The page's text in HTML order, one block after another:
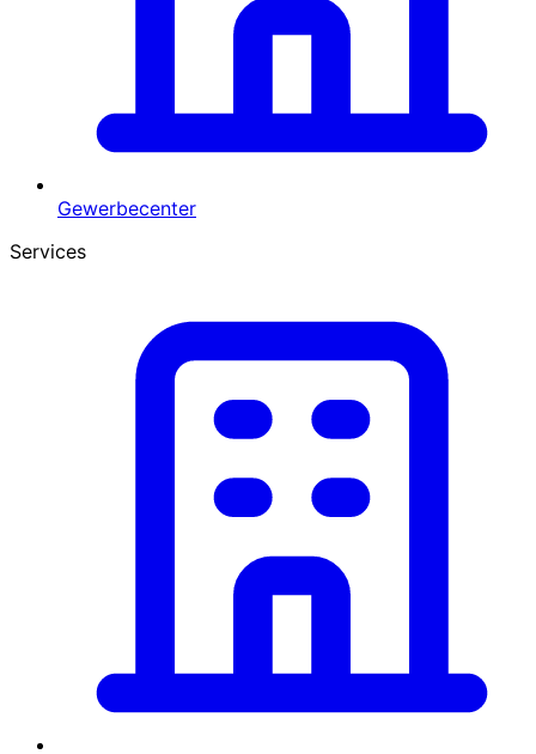
Gewerbecenter
Services